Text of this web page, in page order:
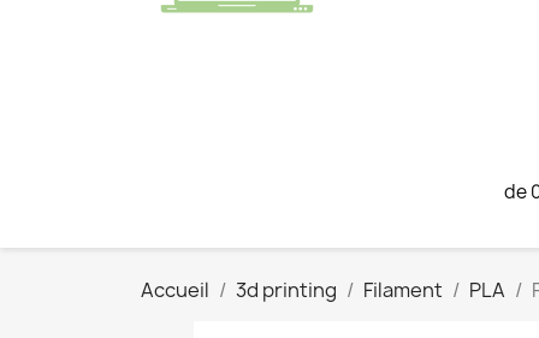
de
Accueil 3d printing Filament PLA